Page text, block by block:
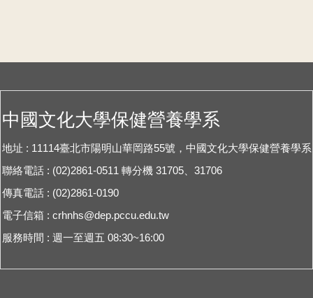
中國文化大學保健營養學系
地址 : 11114臺北市陽明山華岡路55號，中國文化大學保健營養學
聯絡電話 : (02)2861-0511 轉分機 31705、31706
傳真電話 : (02)2861-0190
電子信箱 : crhnhs@dep.pccu.edu.tw
服務時間 : 週一至週五 08:30~16:00